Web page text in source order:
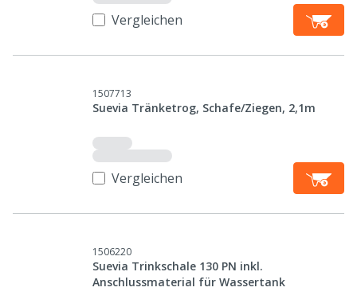
Vergleichen
1507713
Suevia Tränketrog, Schafe/Ziegen, 2,1m
Vergleichen
1506220
Suevia Trinkschale 130 PN inkl.
Anschlussmaterial für Wassertank